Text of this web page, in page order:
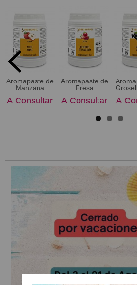
Aromapaste de
Manzana
A Consultar
Aromapaste de
Fresa
A Consultar A